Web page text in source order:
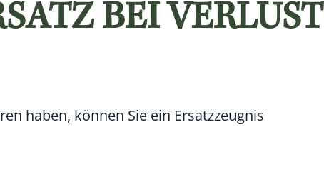
BEI VERLUST
haben, können Sie ein Ersatzzeugnis